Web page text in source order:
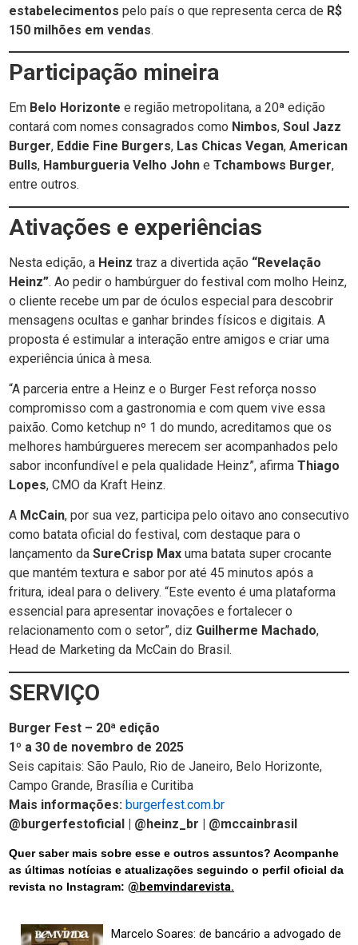
estabelecimentos pelo país o que representa cerca de R$
150 milhões em vendas.
Participação mineira
Em Belo Horizonte e região metropolitana, a 20ª edição
contará com nomes consagrados como Nimbos, Soul Jazz
Burger, Eddie Fine Burgers, Las Chicas Vegan, American
Bulls, Hamburgueria Velho John e Tchambows Burger,
entre outros.
Ativações e experiências
Nesta edição, a Heinz traz a divertida ação “Revelação
Heinz”. Ao pedir o hambúrguer do festival com molho Heinz,
o cliente recebe um par de óculos especial para descobrir
mensagens ocultas e ganhar brindes físicos e digitais. A
proposta é estimular a interação entre amigos e criar uma
experiência única à mesa.
“A parceria entre a Heinz e o Burger Fest reforça nosso
compromisso com a gastronomia e com quem vive essa
paixão. Como ketchup nº 1 do mundo, acreditamos que os
melhores hambúrgueres merecem ser acompanhados pelo
sabor inconfundível e pela qualidade Heinz”, afirma Thiago
Lopes, CMO da Kraft Heinz.
A McCain, por sua vez, participa pelo oitavo ano consecutivo
como batata oficial do festival, com destaque para o
lançamento da SureCrisp Max uma batata super crocante
que mantém textura e sabor por até 45 minutos após a
fritura, ideal para o delivery. “Este evento é uma plataforma
essencial para apresentar inovações e fortalecer o
relacionamento com o setor”, diz Guilherme Machado,
Head de Marketing da McCain do Brasil.
SERVIÇO
Burger Fest – 20ª edição
1º a 30 de novembro de 2025
Seis capitais: São Paulo, Rio de Janeiro, Belo Horizonte,
Campo Grande, Brasília e Curitiba
Mais informações: burgerfest.com.br
@burgerfestoficial | @heinz_br | @mccainbrasil
Quer saber mais sobre esse e outros assuntos? Acompanhe
as últimas notícias e atualizações seguindo o perfil oficial da
revista no Instagram: @bemvindarevista.
Marcelo Soares: de bancário a advogado de